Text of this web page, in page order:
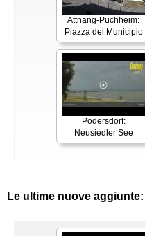
Attnang-Puchheim:
Piazza del Municipio
Podersdorf:
Neusiedler See
Le ultime nuove aggiunte: